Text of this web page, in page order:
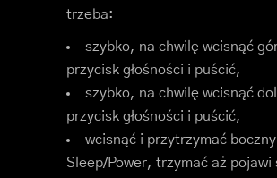
trzeba:
szybko, na chwilę wcisnąć
przycisk głośności i puścić,
szybko, na chwilę wcisnąć
przycisk głośności i puścić,
wcisnąć i przytrzymać
Sleep/Power, trzymać aż pojawi